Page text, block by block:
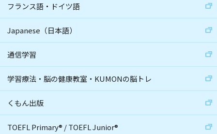
フランス語・ドイツ語
Japanese（日本語）
通信学習
学習療法・脳の健康教室・KUMONの脳トレ
くもん出版
TOEFL Primary® /TOEFL Junior®